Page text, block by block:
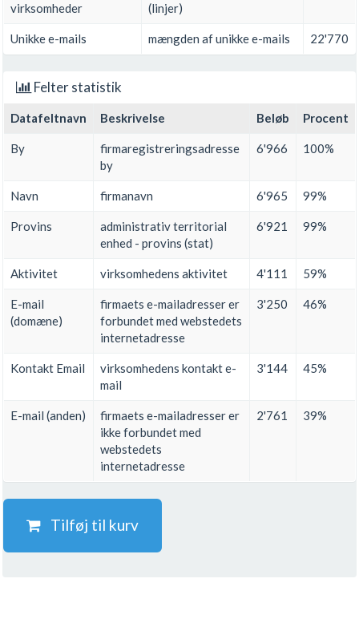
virksomheder
(linjer)
Unikke e-mails mængden af unikke e-mails 22'770
Felter statistik
Datafeltnavn Beskrivelse Beløb Procent
By
firmaregistreringsadresse
by
6'966 100%
Navn firmanavn 6'965 99%
Provins
administrativ territorial
enhed - provins (stat)
6'921 99%
Aktivitet virksomhedens aktivitet 4'111 59%
E-mail
(domæne)
firmaets e-mailadresser er
forbundet med webstedets
internetadresse
3'250 46%
Kontakt Email
virksomhedens kontakt e-
mail
3'144 45%
E-mail (anden)
firmaets e-mailadresser er
ikke forbundet med
webstedets
internetadresse
2'761 39%
Tilføj til kurv